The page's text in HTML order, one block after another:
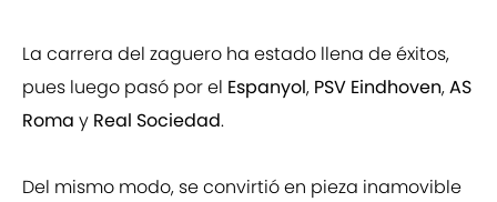
La carrera del zaguero ha estado llena de éxitos,
pues luego pasó por el Espanyol, PSV Eindhoven,AS
Roma y Real Sociedad.
Del mismo modo, se convirtió en pieza inamovible